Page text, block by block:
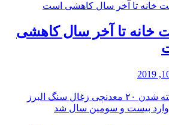
خانه تا آخر سال کاهشی